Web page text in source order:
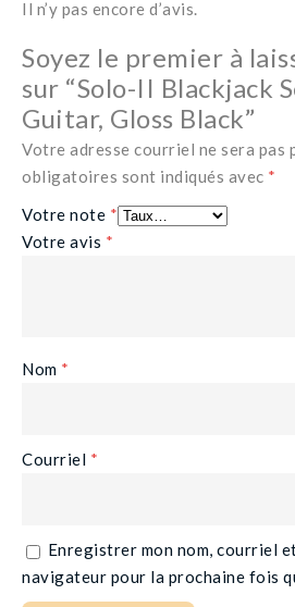
Il n’y pas encore d’avis.
Soyez le premier à
sur “Solo-II Blackjack
Guitar, Gloss Black”
Votre adresse courriel ne sera pas
obligatoires sont indiqués avec *
Votre note *
Votre avis *
Nom *
Courriel *
Enregistrer mon nom, courriel
navigateur pour la prochaine fois